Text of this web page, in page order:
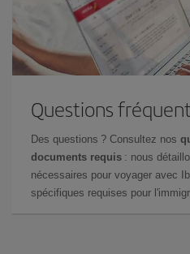
Questions
Des questions ? Consultez nos
documents requis : nous
nécessaires pour voyager avec
spécifiques requises pour